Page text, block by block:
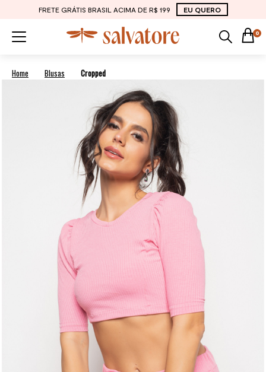
FRETE GRÁTIS BRASIL ACIMA DE R$ 199 EU QUERO
0
Blusas Cropped